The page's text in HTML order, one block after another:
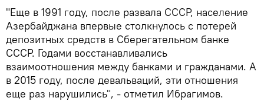
"Еще в 1991 году, после развала СССР, население
Азербайджана впервые столкнулось с потерей
депозитных средств в Сберегательном банке
СССР. Годами восстанавливались
взаимоотношения между банками и гражданами. А
в 2015 году, после девальваций, эти отношения
еще раз нарушились", - отметил Ибрагимов.